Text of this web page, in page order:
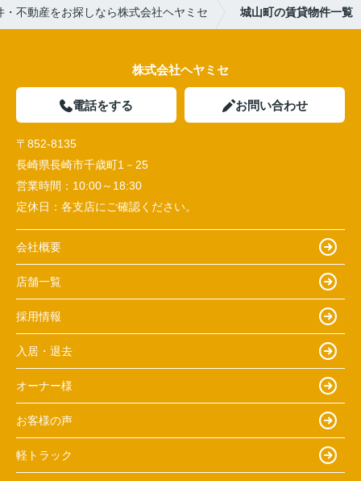
・不動産をお探しなら株式会社ヘヤミセ 城山町の賃貸物件一覧
株式会社ヘヤミセ
電話をする お問い合わせ
〒852-8135
長崎県長崎市千歳町1－25
営業時間： 10:00～18:30
定休日： 各支店にご確認ください。
会社概要
店舗一覧
採用情報
入居・退去
オーナー様
お客様の声
軽トラック